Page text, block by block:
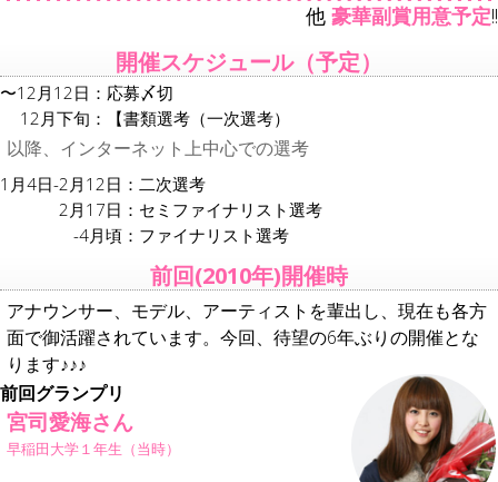
他 豪華副賞用意予定!!
開催スケジュール（予定）
〜12月12日： 応募〆切
12月下旬：
【書類選考（一次選考）
以降、インターネット上中心での選考
1月4日-2月12日： 二次選考
2月17日： セミファイナリスト選考
-4月頃： ファイナリスト選考
前回(2010年)開催時
アナウンサー、モデル、アーティストを輩出し、現在も各方
面で御活躍されています。今回、待望の6年ぶりの開催とな
ります♪♪♪
前回グランプリ
宮司愛海さん
早稲田大学１年生（当時）